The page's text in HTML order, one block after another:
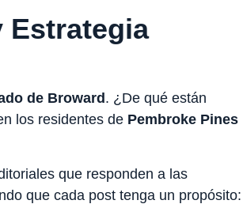
Estrategia
de Broward . ¿De qué están
los residentes de Pembroke Pines
que responden a las
que cada post tenga un propósito: